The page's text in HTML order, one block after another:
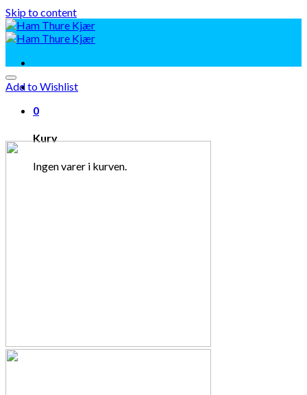
Skip to content
0
Kurv
Ingen varer i kurven.
Add to Wishlist